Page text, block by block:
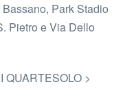
Park Stadio
Pietro e Via Dello
>